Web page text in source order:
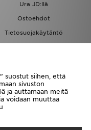
Ura JD:llä
Ostoehdot
Tietosuojakäytäntö
JD Blog
suostut siihen, että
sivuston
ja auttamaan meitä
voidaan muuttaa